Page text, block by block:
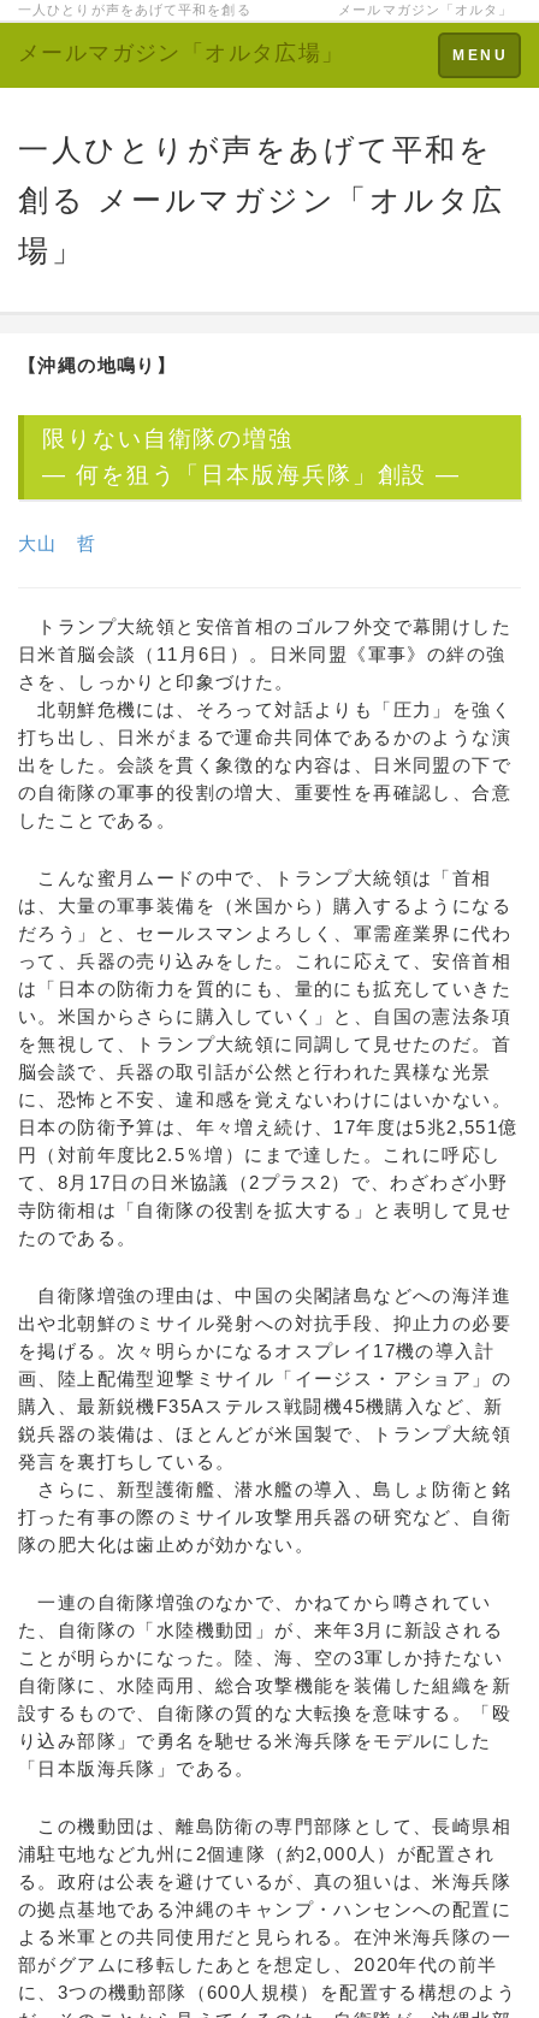
一人ひとりが声をあげて平和を創る メールマガジン「オルタ」
Toggle
navigation
MENU
メールマガジン「オルタ広場」
一人ひとりが声をあげて平和を
創る メールマガジン「オルタ広
場」
【沖縄の地鳴り】
限りない自衛隊の増強
― 何を狙う「日本版海兵隊」創設 ―
大山 哲
トランプ大統領と安倍首相のゴルフ外交で幕開けした
日米首脳会談（11月6日）。日米同盟《軍事》の絆の強
さを、しっかりと印象づけた。
北朝鮮危機には、そろって対話よりも「圧力」を強く
打ち出し、日米がまるで運命共同体であるかのような演
出をした。会談を貫く象徴的な内容は、日米同盟の下で
の自衛隊の軍事的役割の増大、重要性を再確認し、合意
したことである。
こんな蜜月ムードの中で、トランプ大統領は「首相
は、大量の軍事装備を（米国から）購入するようになる
だろう」と、セールスマンよろしく、軍需産業界に代わ
って、兵器の売り込みをした。これに応えて、安倍首相
は「日本の防衛力を質的にも、量的にも拡充していきた
い。米国からさらに購入していく」と、自国の憲法条項
を無視して、トランプ大統領に同調して見せたのだ。首
脳会談で、兵器の取引話が公然と行われた異様な光景
に、恐怖と不安、違和感を覚えないわけにはいかない。
日本の防衛予算は、年々増え続け、17年度は5兆2,551億
円（対前年度比2.5％増）にまで達した。これに呼応し
て、8月17日の日米協議（2プラス2）で、わざわざ小野
寺防衛相は「自衛隊の役割を拡大する」と表明して見せ
たのである。
自衛隊増強の理由は、中国の尖閣諸島などへの海洋進
出や北朝鮮のミサイル発射への対抗手段、抑止力の必要
を掲げる。次々明らかになるオスプレイ17機の導入計
画、陸上配備型迎撃ミサイル「イージス・アショア」の
購入、最新鋭機F35Aステルス戦闘機45機購入など、新
鋭兵器の装備は、ほとんどが米国製で、トランプ大統領
発言を裏打ちしている。
さらに、新型護衛艦、潜水艦の導入、島しょ防衛と銘
打った有事の際のミサイル攻撃用兵器の研究など、自衛
隊の肥大化は歯止めが効かない。
一連の自衛隊増強のなかで、かねてから噂されてい
た、自衛隊の「水陸機動団」が、来年3月に新設される
ことが明らかになった。陸、海、空の3軍しか持たない
自衛隊に、水陸両用、総合攻撃機能を装備した組織を新
設するもので、自衛隊の質的な大転換を意味する。「殴
り込み部隊」で勇名を馳せる米海兵隊をモデルにした
「日本版海兵隊」である。
この機動団は、離島防衛の専門部隊として、長崎県相
浦駐屯地など九州に2個連隊（約2,000人）が配置され
る。政府は公表を避けているが、真の狙いは、米海兵隊
の拠点基地である沖縄のキャンプ・ハンセンへの配置に
よる米軍との共同使用だと見られる。在沖米海兵隊の一
部がグアムに移転したあとを想定し、2020年代の前半
に、3つの機動部隊（600人規模）を配置する構想のよう